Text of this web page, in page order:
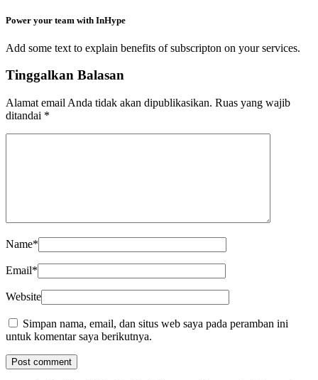
Power your team with InHype
Add some text to explain benefits of subscripton on your services.
Tinggalkan Balasan
Alamat email Anda tidak akan dipublikasikan. Ruas yang wajib
ditandai *
Name*
Email*
Website
Simpan nama, email, dan situs web saya pada peramban ini
untuk komentar saya berikutnya.